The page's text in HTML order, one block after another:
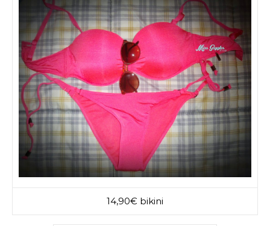
14,90€ bikini